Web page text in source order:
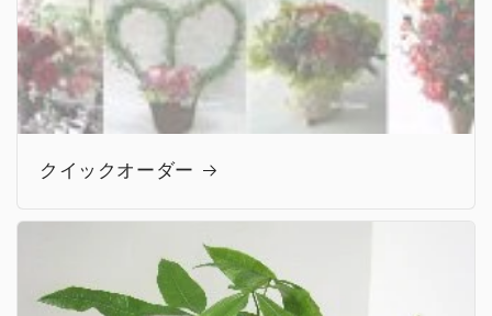
クイックオーダー